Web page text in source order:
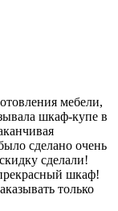
мебели,
шкаф-купе в
сделано очень
сделали!
шкаф!
только